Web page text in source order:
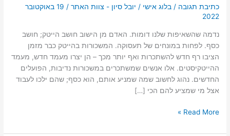
כתיבת תגובה /בלוג אישי / יובל סיון - צוות האתר/
19 באוקטובר
2022
נדמה שהשאיפות שלנו דומות. האדם מן הישוב חושב הייטק; חושב
כסף. לפחות במונחים של תעסוקה. המשכורות בהייטק כבר מזמן
הציבו רף חדש להשתכרות ואף יותר מכך – הן יצרו מעמד חדש, מעמד
ההייטקיסטים. אלו אנשים שמשתכרים במשכורות נדיבות, הפועלים
החדשים. נהוג לחשוב שמה שמניע אותם, הוא כסף; שהם ילכו לעבוד
אצל מי שמציע להם הכי […]
Read More »